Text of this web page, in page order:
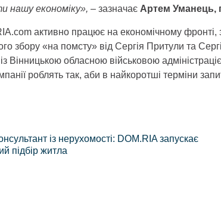
нашу економіку», – зазначає Артем Уманець,
активно працює на економічному
збору «на помсту» від Сергія Притули та
Вінницькою обласною військовою
роблять так, аби в найкоротші терміни
із нерухомості: DOM.RIA запускає
підбір житла